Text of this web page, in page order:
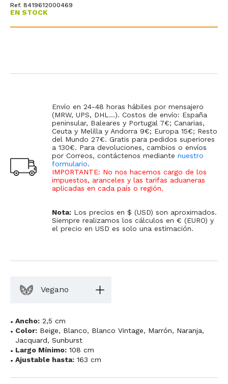
Ref. 8419612000469
EN STOCK
Envío en 24-48 horas hábiles por mensajero
(MRW, UPS, DHL...). Costos de envío: España
peninsular, Baleares y Portugal 7€; Canarias,
Ceuta y Melilla y Andorra 9€; Europa 15€; Resto
del Mundo 27€. Gratis para pedidos superiores
a 130€. Para devoluciones, cambios o envíos
por Correos, contáctenos mediante nuestro
formulario.
IMPORTANTE: No nos hacemos cargo de los
impuestos, aranceles y las tarifas aduaneras
aplicadas en cada país o región.
Nota: Los precios en $ (USD) son aproximados.
Siempre realizamos los cálculos en € (EURO) y
el precio en USD es solo una estimación.
Vegano
Ancho: 2,5 cm
Color: Beige, Blanco, Blanco Vintage, Marrón, Naranja,
Jacquard, Sunburst
Largo Mínimo: 108 cm
Ajustable hasta: 163 cm